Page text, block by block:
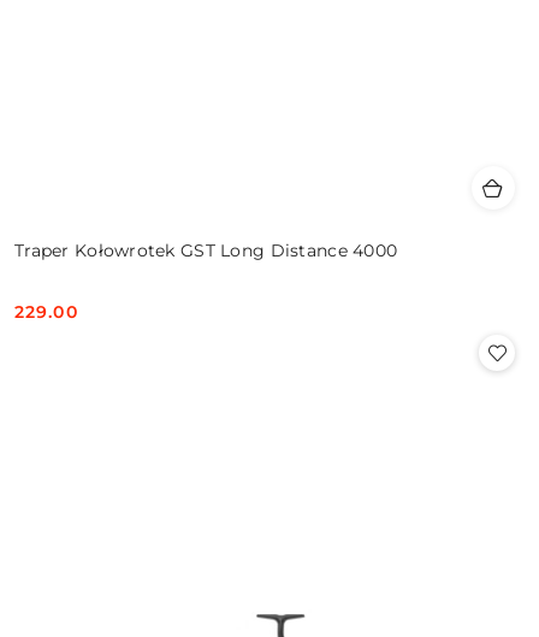
Traper Kołowrotek GST Long Distance 4000
Cena:
229.00